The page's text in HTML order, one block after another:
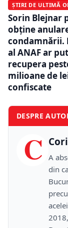
ȘTIRI DE ULTIMĂ
Sorin Blejnar
obține
condamnării.
al ANAF ar
recupera
milioane de
confiscate
DESPRE
C
A
din